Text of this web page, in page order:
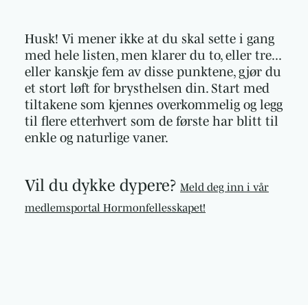
Husk! Vi mener ikke at du skal sette i gang
med hele listen, men klarer du to, eller tre...
eller kanskje fem av disse punktene, gjør du
et stort løft for brysthelsen din. Start med
tiltakene som kjennes overkommelig og legg
til flere etterhvert som de første har blitt til
enkle og naturlige vaner.
Vil du dykke dypere? Meld deg inn i vår
medlemsportal Hormonfellesskapet!